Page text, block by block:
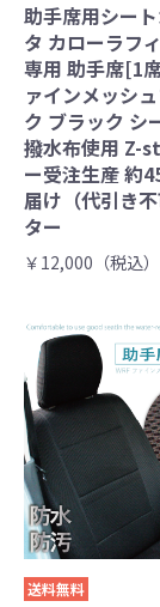
助手席用シー
タ カローラフ
専用 助手席[1
ァインメッシ
ク ブラック シ
撥水布使用 Z-
ー受注生産 約
届け（代引き
ター
￥12,000（税込）
送料無料